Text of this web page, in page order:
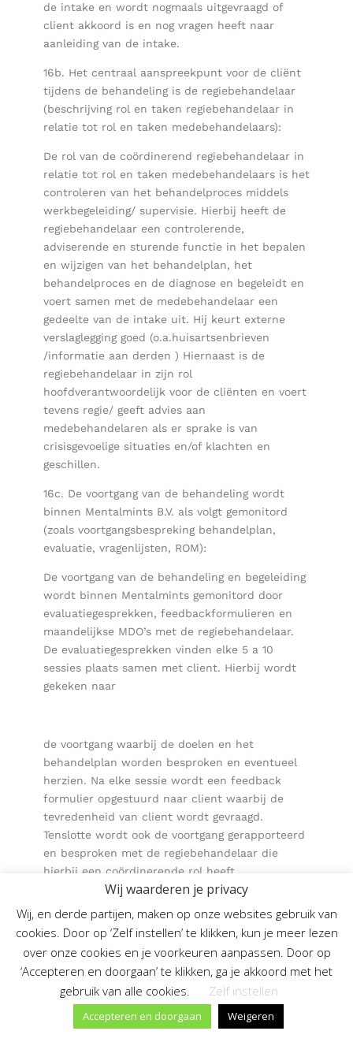
de intake en wordt nogmaals uitgevraagd of
client akkoord is en nog vragen heeft naar
aanleiding van de intake.
16b. Het centraal aanspreekpunt voor de cliënt
tijdens de behandeling is de regiebehandelaar
(beschrijving rol en taken regiebehandelaar in
relatie tot rol en taken medebehandelaars):
De rol van de coördinerend regiebehandelaar in
relatie tot rol en taken medebehandelaars is het
controleren van het behandelproces middels
werkbegeleiding/ supervisie. Hierbij heeft de
regiebehandelaar een controlerende,
adviserende en sturende functie in het bepalen
en wijzigen van het behandelplan, het
behandelproces en de diagnose en begeleidt en
voert samen met de medebehandelaar een
gedeelte van de intake uit. Hij keurt externe
verslaglegging goed (o.a.huisartsenbrieven
/informatie aan derden ) Hiernaast is de
regiebehandelaar in zijn rol
hoofdverantwoordelijk voor de cliënten en voert
tevens regie/ geeft advies aan
medebehandelaren als er sprake is van
crisisgevoelige situaties en/of klachten en
geschillen.
16c. De voortgang van de behandeling wordt
binnen Mentalmints B.V. als volgt gemonitord
(zoals voortgangsbespreking behandelplan,
evaluatie, vragenlijsten, ROM):
De voortgang van de behandeling en begeleiding
wordt binnen Mentalmints gemonitord door
evaluatiegesprekken, feedbackformulieren en
maandelijkse MDO’s met de regiebehandelaar.
De evaluatiegesprekken vinden elke 5 a 10
sessies plaats samen met client. Hierbij wordt
gekeken naar
de voortgang waarbij de doelen en het
behandelplan worden besproken en eventueel
herzien. Na elke sessie wordt een feedback
formulier opgestuurd naar client waarbij de
tevredenheid van client wordt gevraagd.
Tenslotte wordt ook de voortgang gerapporteerd
en besproken met de regiebehandelaar die
hierbij een coördinerende rol heeft.
16d. Binnen Mentalmints B.V. reflecteert de
regiebehandelaar samen met de cliënt en
eventueel zijn naasten de voortgang,
doelmatigheid en effectiviteit van de
behandeling en begeleiding als volgt(toelichting
op wijze van evaluatie en frequentie):
Binnen Mentalmints reflecteert de coördinerend
Wij waarderen je privacy
Wij, en derde partijen, maken op onze websites gebruik van
cookies. Door op ‘Zelf instellen’ te klikken, kun je meer lezen
over onze cookies en je voorkeuren aanpassen. Door op
‘Accepteren en doorgaan’ te klikken, ga je akkoord met het
gebruik van alle cookies.
Zelf instellen
Accepteren en doorgaan Weigeren